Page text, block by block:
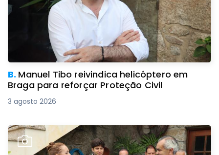
B. Manuel Tibo reivindica helicóptero em
Braga para reforçar Proteção Civil
3 agosto 2026